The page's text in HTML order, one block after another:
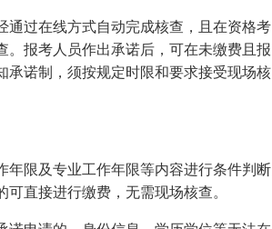
过在线方式自动完成核查，且在资格考
报考人员作出承诺后，可在未缴费且报
承诺制，须按规定时限和要求接受现场核
限及专业工作年限等内容进行条件判断
直接进行缴费，无需现场核查。